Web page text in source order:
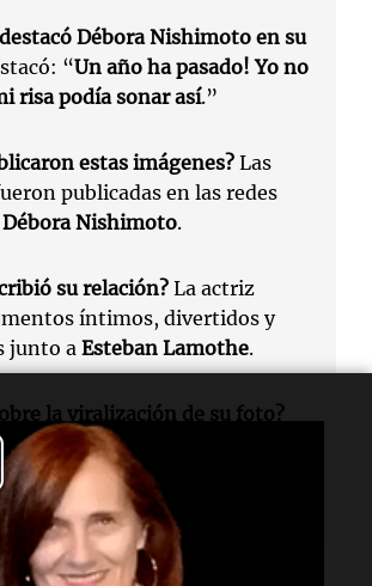
Débora Nishimoto en su
“Un año ha pasado! Yo no
risa podía sonar así.”
estas imágenes? Las
publicadas en las redes
Débora Nishimoto.
su relación? La actriz
íntimos, divertidos y
junto a Esteban Lamothe.
la viralización de su foto?
si hubiera estado sola, habría
pero que se rió con